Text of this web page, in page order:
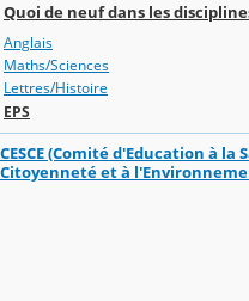
Quoi de neuf dans les
Anglais
Maths/Sciences
Lettres/Histoire
EPS
CESCE (Comité d'Education à la
Citoyenneté et à